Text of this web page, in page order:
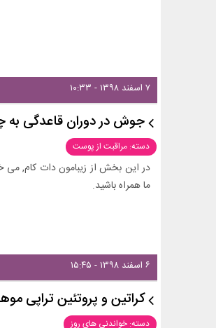
۷ اسفند ۱۳۹۸ - ۱۰:۳۳
جوش در دوران قاعدگی
دسته: مراقبت از پوست
در این بخش از زیبامون دات کام, می
ما همراه باشید.
۶ اسفند ۱۳۹۸ - ۱۵:۴۵
کراتین و پروتئین تراپی
دسته: خواندنی های روز